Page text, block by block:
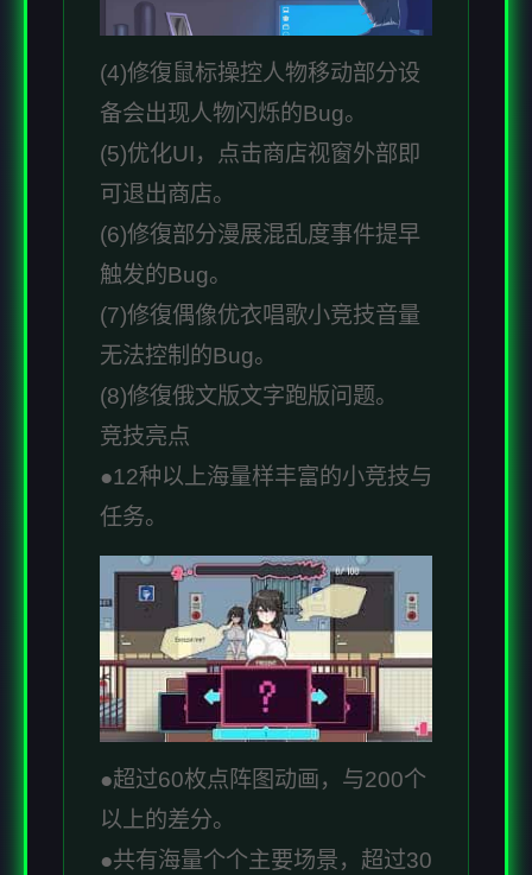
(4)修復鼠标操控人物移动部分设
备会出现人物闪烁的Bug。
(5)优化UI，点击商店视窗外部即
可退出商店。
(6)修復部分漫展混乱度事件提早
触发的Bug。
(7)修復偶像优衣唱歌小竞技音量
无法控制的Bug。
(8)修復俄文版文字跑版问题。
竞技亮点
●12种以上海量样丰富的小竞技与
任务。
●超过60枚点阵图动画，与200个
以上的差分。
●共有海量个个主要场景，超过30